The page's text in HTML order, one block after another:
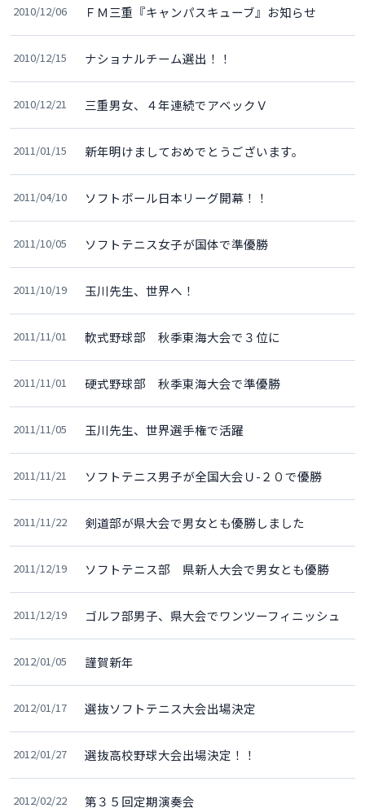
2010/12/06 ＦＭ三重『キャンパスキューブ』お知らせ
2010/12/15 ナショナルチーム選出！！
2010/12/21 三重男女、４年連続でアベックＶ
2011/01/15 新年明けましておめでとうございます。
2011/04/10 ソフトボール日本リーグ開幕！！
2011/10/05 ソフトテニス女子が国体で準優勝
2011/10/19 玉川先生、世界へ！
2011/11/01 軟式野球部 秋季東海大会で３位に
2011/11/01 硬式野球部 秋季東海大会で準優勝
2011/11/05 玉川先生、世界選手権で活躍
2011/11/21 ソフトテニス男子が全国大会Ｕ-２０で優勝
2011/11/22 剣道部が県大会で男女とも優勝しました
2011/12/19 ソフトテニス部 県新人大会で男女とも優勝
2011/12/19 ゴルフ部男子、県大会でワンツーフィニッシュ
2012/01/05 謹賀新年
2012/01/17 選抜ソフトテニス大会出場決定
2012/01/27 選抜高校野球大会出場決定！！
2012/02/22 第３５回定期演奏会